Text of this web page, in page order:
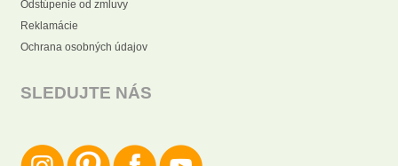
Odstúpenie od zmluvy
Reklamácie
Ochrana osobných údajov
SLEDUJTE NÁS